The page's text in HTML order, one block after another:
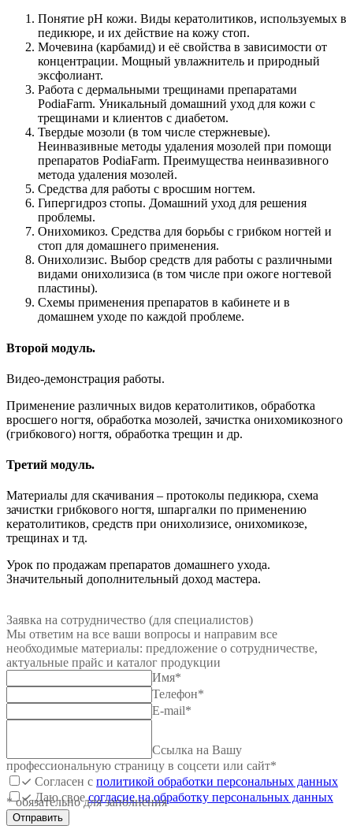
Понятие рН кожи. Виды кератолитиков, используемых в
педикюре, и их действие на кожу стоп.
Мочевина (карбамид) и её свойства в зависимости от
концентрации. Мощный увлажнитель и природный
эксфолиант.
Работа с дермальными трещинами препаратами
PodiaFarm. Уникальный домашний уход для кожи с
трещинами и клиентов с диабетом.
Твердые мозоли (в том числе стержневые).
Неинвазивные методы удаления мозолей при помощи
препаратов PodiaFarm. Преимущества неинвазивного
метода удаления мозолей.
Средства для работы с вросшим ногтем.
Гипергидроз стопы. Домашний уход для решения
проблемы.
Онихомикоз. Средства для борьбы с грибком ногтей и
стоп для домашнего применения.
Онихолизис. Выбор средств для работы с различными
видами онихолизиса (в том числе при ожоге ногтевой
пластины).
Схемы применения препаратов в кабинете и в
домашнем уходе по каждой проблеме.
Второй модуль.
Видео-демонстрация работы.
Применение различных видов кератолитиков, обработка
вросшего ногтя, обработка мозолей, зачистка онихомикозного
(грибкового) ногтя, обработка трещин и др.
Третий модуль.
Материалы для скачивания – протоколы педикюра, схема
зачистки грибкового ногтя, шпаргалки по применению
кератолитиков, средств при онихолизисе, онихомикозе,
трещинах и тд.
Урок по продажам препаратов домашнего ухода.
Значительный дополнительный доход мастера.
Заявка на сотрудничество (для специалистов)
Мы ответим на все ваши вопросы и направим все
необходимые материалы: предложение о сотрудничестве,
актуальные прайс и каталог продукции
Имя*
Телефон*
E-mail*
Ссылка на Вашу
профессиональную страницу в соцсети или сайт*
Согласен с политикой обработки персональных данных
Даю своесогласие на обработку персональных данных
* обязательно для заполнения
Отправить